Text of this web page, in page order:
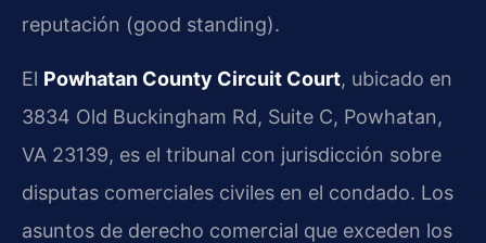
reputación (good standing).
El Powhatan County Circuit Court, ubicado en
3834 Old Buckingham Rd, Suite C, Powhatan,
VA 23139, es el tribunal con jurisdicción sobre
disputas comerciales civiles en el condado. Los
asuntos de derecho comercial que exceden los